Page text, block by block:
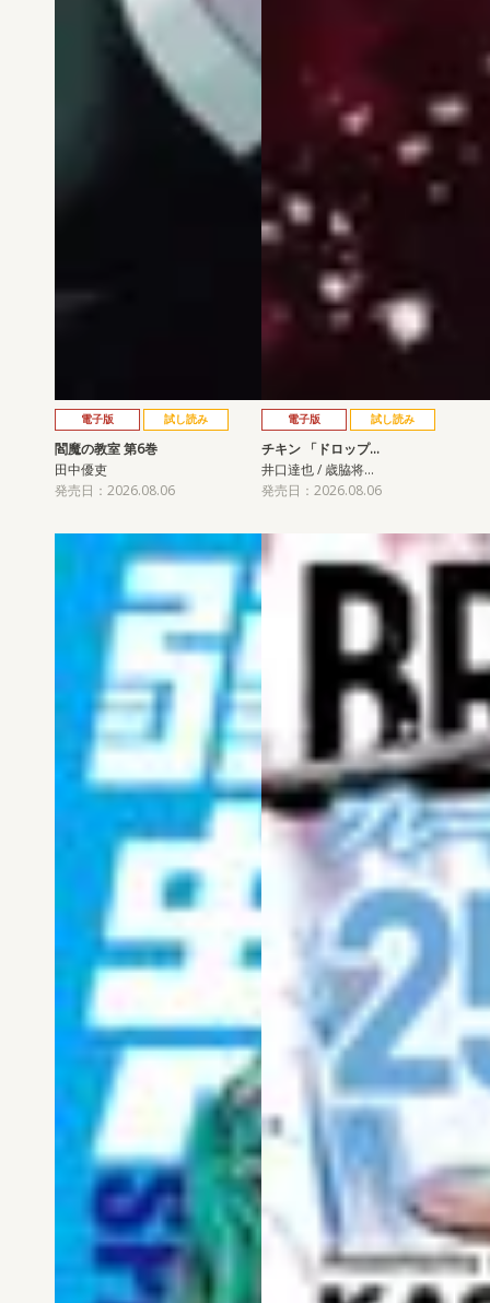
電子版 試し読み
閻魔の教室 第6巻
田中優吏
発売日：2026.08.06
電子版 試し読み
チキン 「ドロップ…
井口達也 / 歳脇将…
発売日：2026.08.06